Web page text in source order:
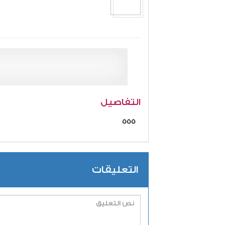
التفاصيل
555
التعليقات